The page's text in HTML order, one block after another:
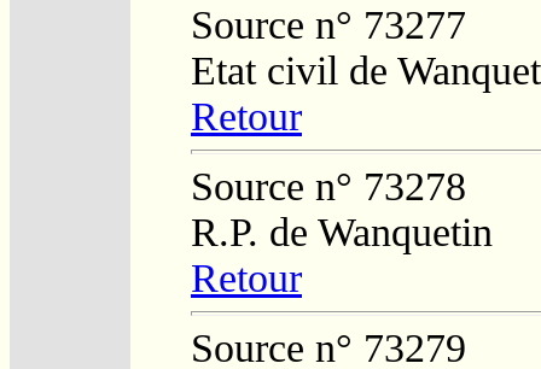
Source n° 73277
Etat civil de
Retour
Source n° 73278
R.P. de Wanquetin
Retour
Source n° 73279